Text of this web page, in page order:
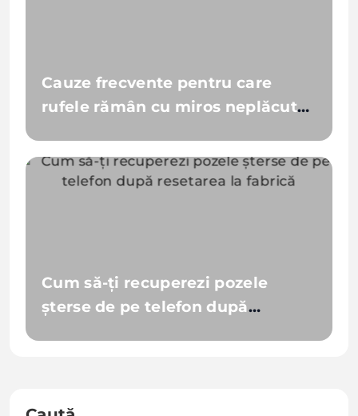
Cauze frecvente pentru care
rufele rămân cu miros neplăcut
Cum să-ți recuperezi pozele
șterse de pe telefon după